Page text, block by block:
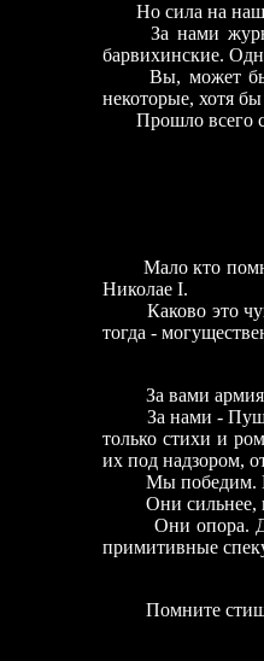
Но сила на
За нами
барвихинские.
Вы, может
некоторые, хотя
Прошло всего
Мало кто
Николае I.
Каково это
тогда -
За вами
За нами-
только стихи и
их под надзором,
Мы победим.
Они сильнее,
Они опора. Для
примитивные
Помните